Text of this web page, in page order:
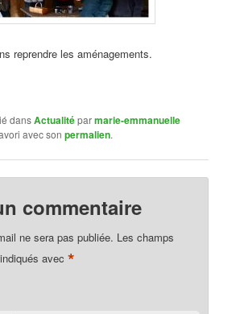
reprendre les aménagements.
dansActualitéparmarie-emmanuelle
avec sonpermalien.
commentaire
ne sera pas publiée. Les champs
avec*